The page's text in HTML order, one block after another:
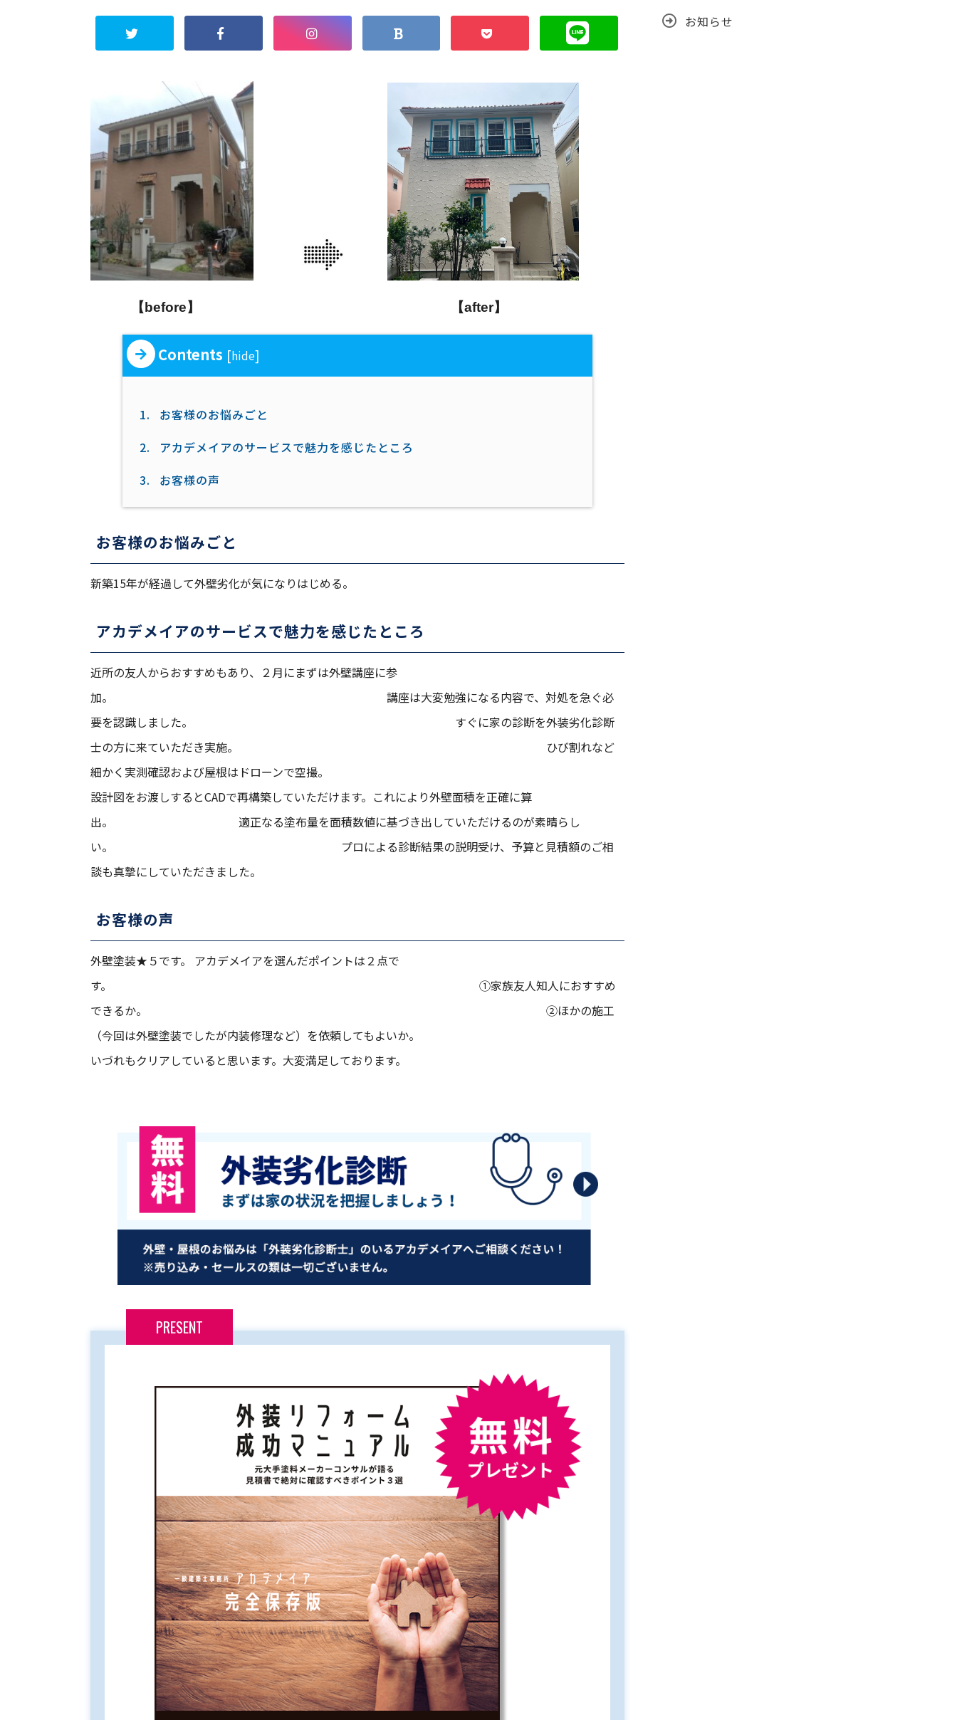
【before】 【after】
Contents [hide]
1.
お客様のお悩みごと
2.
アカデメイアのサービスで魅力を感じたところ
3.
お客様の声
お客様のお悩みごと
新築15年が経過して外壁劣化が気になりはじめる。
アカデメイアのサービスで魅力を感じたところ
近所の友人からおすすめもあり、２月にまずは外壁講座に参
加。 講座は大変勉強になる内容で、対処を急ぐ必
要を認識しました。 すぐに家の診断を外装劣化診断
士の方に来ていただき実施。 ひび割れなど
細かく実測確認および屋根はドローンで空撮。
設計図をお渡しするとCADで再構築していただけます。これにより外壁面積を正確に算
出。 適正なる塗布量を面積数値に基づき出していただけるのが素晴らし
い。 プロによる診断結果の説明受け、予算と見積額のご相
談も真摯にしていただきました。
お客様の声
外壁塗装★５です。 アカデメイアを選んだポイントは２点で
す。 ①家族友人知人におすすめ
できるか。 ②ほかの施工
（今回は外壁塗装でしたが内装修理など）を依頼してもよいか。
いづれもクリアしていると思います。大変満足しております。
お知らせ